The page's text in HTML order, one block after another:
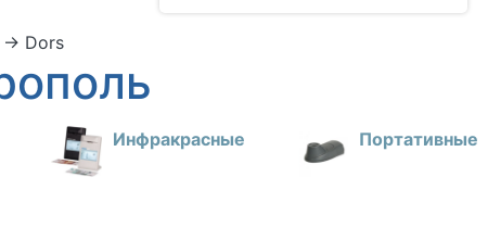
→ Dors
Инфракрасные Портативные